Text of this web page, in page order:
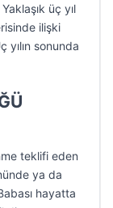
üç yıl
ilişki
yılın sonunda
teklifi eden
ya da
hayatta